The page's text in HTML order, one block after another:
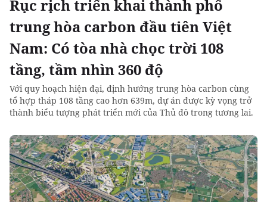
Rục rịch triển khai thành phố
trung hòa carbon đầu tiên Việt
Nam: Có tòa nhà chọc trời 108
tầng, tầm nhìn 360 độ
Với quy hoạch hiện đại, định hướng trung hòa carbon cùng
tổ hợp tháp 108 tầng cao hơn 639m, dự án được kỳ vọng trở
thành biểu tượng phát triển mới của Thủ đô trong tương lai.